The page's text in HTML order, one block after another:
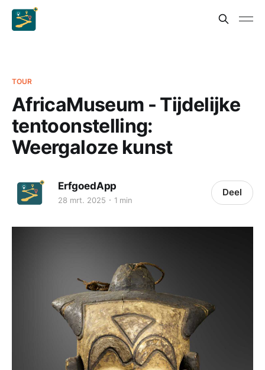
TOUR
AfricaMuseum - Tijdelijke
tentoonstelling:
Weergaloze kunst
ErfgoedApp
28 mrt. 2025 1 min
Deel